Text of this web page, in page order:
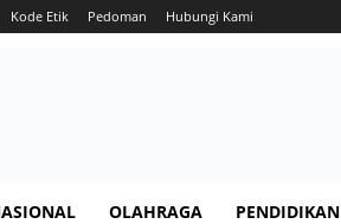
Kode Etik Pedoman Hubungi Kami
OLAHRAGA PENDIDIKAN